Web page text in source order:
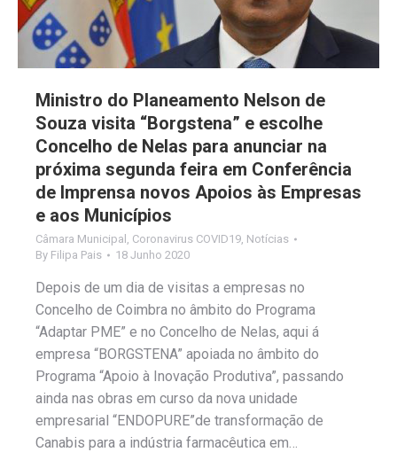
Ministro do Planeamento Nelson de
Souza visita “Borgstena” e escolhe
Concelho de Nelas para anunciar na
próxima segunda feira em Conferência
de Imprensa novos Apoios às Empresas
e aos Municípios
Câmara Municipal , Coronavirus COVID19, Notícias
By Filipa Pais 18 Junho 2020
Depois de um dia de visitas a empresas no
Concelho de Coimbra no âmbito do Programa
“Adaptar PME” e no Concelho de Nelas, aqui á
empresa “BORGSTENA” apoiada no âmbito do
Programa “Apoio à Inovação Produtiva”, passando
ainda nas obras em curso da nova unidade
empresarial “ENDOPURE”de transformação de
Canabis para a indústria farmacêutica em…